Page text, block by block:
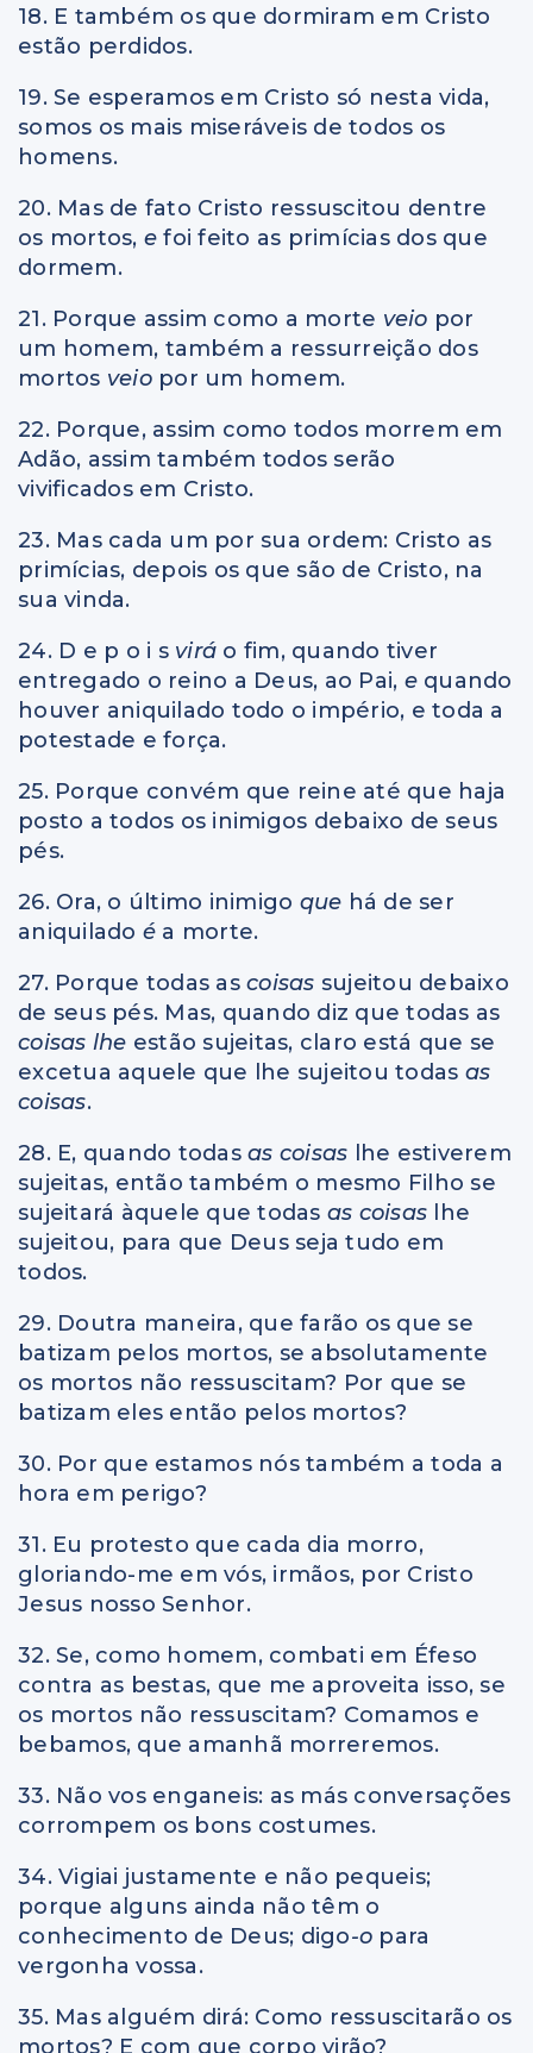
18. E também os que dormiram em Cristo
estão perdidos.
19. Se esperamos em Cristo só nesta vida,
somos os mais miseráveis de todos os
homens.
20. Mas de fato Cristo ressuscitou dentre
os mortos, efoi feito as primícias dos que
dormem.
21. Porque assim como a morte veio por
um homem, também a ressurreição dos
mortos veio por um homem.
22. Porque, assim como todos morrem em
Adão, assim também todos serão
vivificados em Cristo.
23. Mas cada um por sua ordem: Cristo as
primícias, depois os que são de Cristo, na
sua vinda.
24. D e p o i s virá o fim, quando tiver
entregado o reino a Deus, ao Pai, e quando
houver aniquilado todo o império, e toda a
potestade e força.
25. Porque convém que reine até que haja
posto a todos os inimigos debaixo de seus
pés.
26. Ora, o último inimigo que há de ser
aniquilado é a morte.
27. Porque todas as coisas sujeitou debaixo
de seus pés. Mas, quando diz que todas as
coisas lhe estão sujeitas, claro está que se
excetua aquele que lhe sujeitou todas as
coisas.
28. E, quando todas as coisas lhe estiverem
sujeitas, então também o mesmo Filho se
sujeitará àquele que todas as coisas lhe
sujeitou, para que Deus seja tudo em
todos.
29. Doutra maneira, que farão os que se
batizam pelos mortos, se absolutamente
os mortos não ressuscitam? Por que se
batizam eles então pelos mortos?
30. Por que estamos nós também a toda a
hora em perigo?
31. Eu protesto que cada dia morro,
gloriando-me em vós, irmãos, por Cristo
Jesus nosso Senhor.
32. Se, como homem, combati em Éfeso
contra as bestas, que me aproveita isso, se
os mortos não ressuscitam? Comamos e
bebamos, que amanhã morreremos.
33. Não vos enganeis: as más conversações
corrompem os bons costumes.
34. Vigiai justamente e não pequeis;
porque alguns ainda não têm o
conhecimento de Deus; digo-o para
vergonha vossa.
35. Mas alguém dirá: Como ressuscitarão os
mortos? E com que corpo virão?